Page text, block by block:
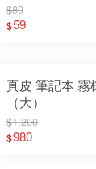
$80
$59
真皮 筆記本 霧
（大）
$1,200
$980